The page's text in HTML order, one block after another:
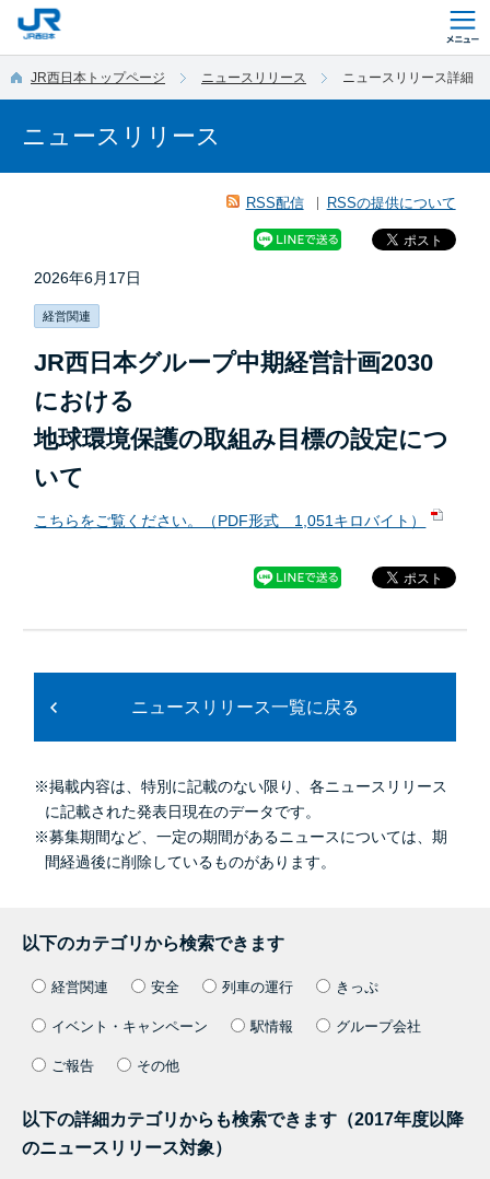
JR西日本トップページ ニュースリリース ニュースリリース詳細
ニュースリリース
RSS配信 RSSの提供について
2026年6月17日
経営関連
JR西日本グループ中期経営計画2030
における
地球環境保護の取組み目標の設定につ
いて
こちらをご覧ください。（PDF形式 1,051キロバイト）
ニュースリリース一覧に戻る
※掲載内容は、特別に記載のない限り、各ニュースリリース
に記載された発表日現在のデータです。
※募集期間など、一定の期間があるニュースについては、期
間経過後に削除しているものがあります。
以下のカテゴリから検索できます
経営関連 安全 列車の運行 きっぷ
イベント・キャンペーン 駅情報 グループ会社
ご報告 その他
以下の詳細カテゴリからも検索できます（2017年度以降
のニュースリリース対象）